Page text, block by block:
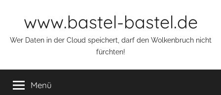
www.bastel-bastel.de
Wer Daten in der Cloud speichert, darf den Wolkenbruch nicht
fürchten!
Menü